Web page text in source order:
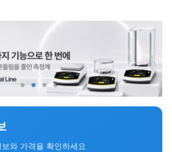
와 가격을 확인하세요